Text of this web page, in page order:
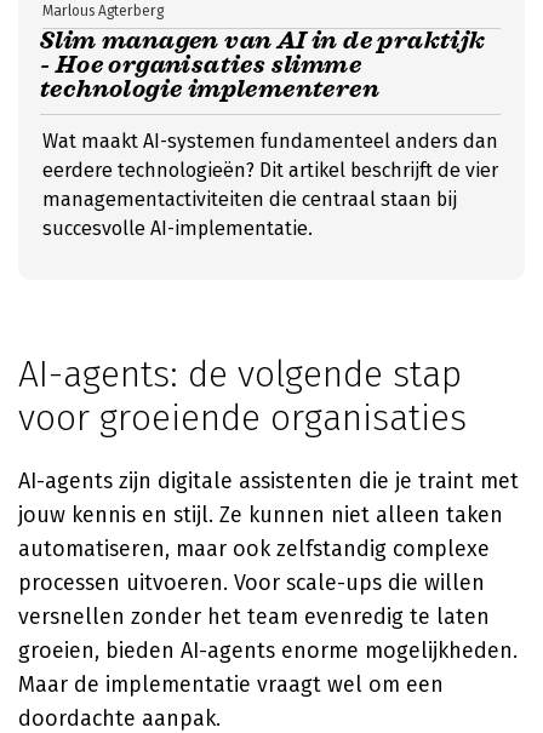
Slim managen van AI in de praktijk
- Hoe organisaties slimme
technologie implementeren
Marlous Agterberg
Wat maakt AI-systemen fundamenteel anders dan
eerdere technologieën? Dit artikel beschrijft de vier
managementactiviteiten die centraal staan bij
succesvolle AI-implementatie.
AI-agents: de volgende stap
voor groeiende organisaties
AI-agents zijn digitale assistenten die je traint met
jouw kennis en stijl. Ze kunnen niet alleen taken
automatiseren, maar ook zelfstandig complexe
processen uitvoeren. Voor scale-ups die willen
versnellen zonder het team evenredig te laten
groeien, bieden AI-agents enorme mogelijkheden.
Maar de implementatie vraagt wel om een
doordachte aanpak.